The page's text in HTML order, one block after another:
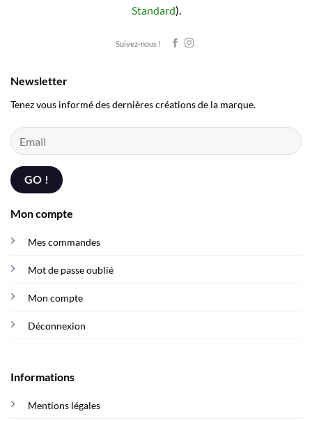
Standard).
Suivez-nous !
Mon compte
Mes commandes
Mot de passe oublié
Mon compte
Déconnexion
Informations
Mentions légales
Newsletter
Tenez vous informé des dernières créations de la marque.